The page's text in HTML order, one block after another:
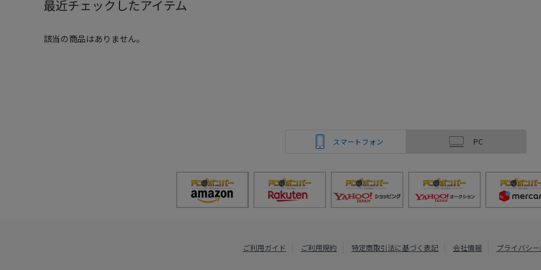
最近チェックしたアイテム
該当の商品はありません。
スマートフォン PC
ご利用ガイド ご利用規約 特定商取引法に基づく表記 会社情報 プライバシ